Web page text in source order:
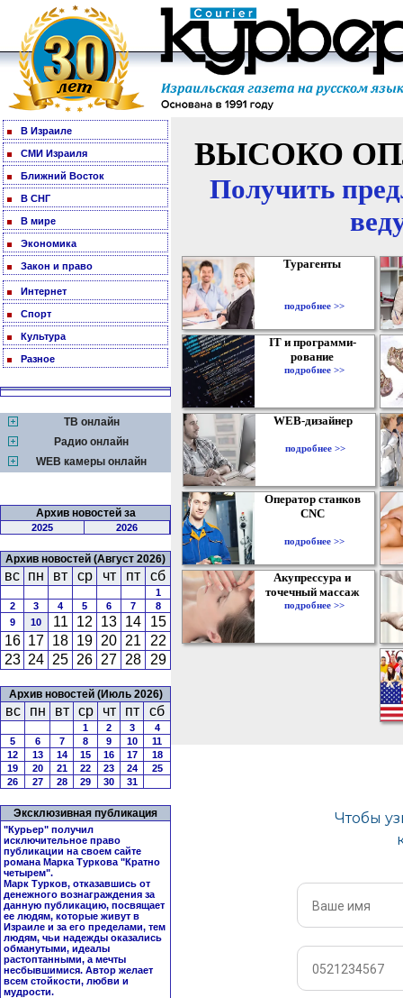
В Израиле
СМИ Израиля
Ближний Восток
В СНГ
В мире
Экономика
Закон и право
Интернет
Спорт
Культура
Разное
ТВ онлайн
Радио онлайн
WEB камеры онлайн
Архив новостей за
2025 2026
Архив новостей (Август 2026)
вс пн вт ср чт пт сб
1
2
3 4 5 6 7
8
9
10 11 12 13 14
15
16 17 18 19 20 21
22
23 24 25 26 27 28 29
Архив новостей (Июль 2026)
вс пн вт ср чт пт сб
1 2 3
4
5
6 7 8 9 10
11
12
13 14 15 16 17
18
19
20 21 22 23 24
25
26
27 28 29 30 31
Эксклюзивная публикация
"Курьер" получил
исключительное право
публикации на своем сайте
романа Марка Туркова "Кратно
четырем".
Марк Турков, отказавшись от
денежного вознаграждения за
данную публикацию, посвящает
ее людям, которые живут в
Израиле и за его пределами, тем
людям, чьи надежды оказались
обманутыми, идеалы
растоптанными, а мечты
несбывшимися. Автор желает
всем стойкости, любви и
мудрости.
ВЫСОКО
Получить
Турагенты
подробнее >>
IT и программи-
рование
подробнее >>
WEB-дизайнер
подробнее >>
Оператор станков
CNC
подробнее >>
Акупрессура и
точечный массаж
подробнее >>